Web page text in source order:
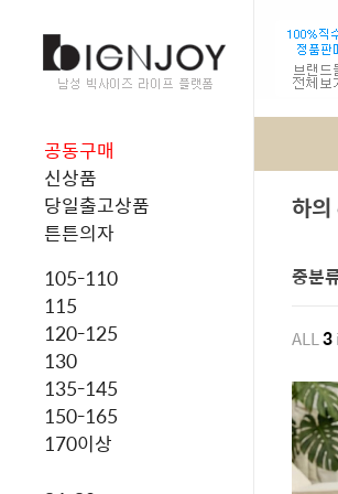
공동구매
신상품
당일출고상품
튼튼의자
105-110
115
120-125
130
135-145
150-165
170이상
하
중분
ALL3